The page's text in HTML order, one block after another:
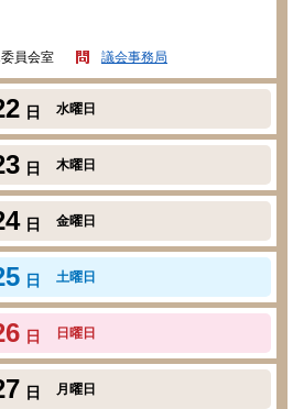
員会室 議会事務局
日 水曜日
日 木曜日
日 金曜日
日 土曜日
日 日曜日
日 月曜日